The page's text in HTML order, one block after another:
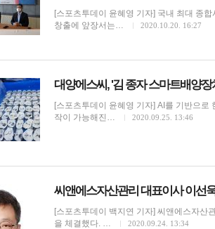
[스포츠투데이 윤혜영 기자] 국내 최대 종
창출에 앞장서는…
2020.10.20. 16:27
대양에스씨, '김 종자 스마트배양
[스포츠투데이 윤혜영 기자] AI를 기반으로
작이 가능해진…
2020.09.25. 13:46
씨앤에스자산관리 대표이사 이선
[스포츠투데이 백지연 기자] 씨앤에스자산
을 체결했다. …
2020.09.24. 13:34